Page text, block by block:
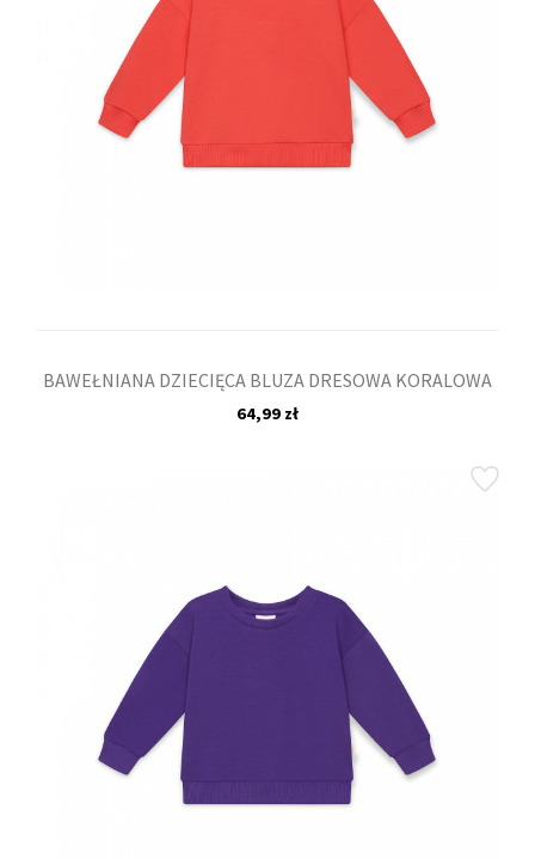
BAWEŁNIANA DZIECIĘCA BLUZA DRESOWA KORALOWA
64,99 zł